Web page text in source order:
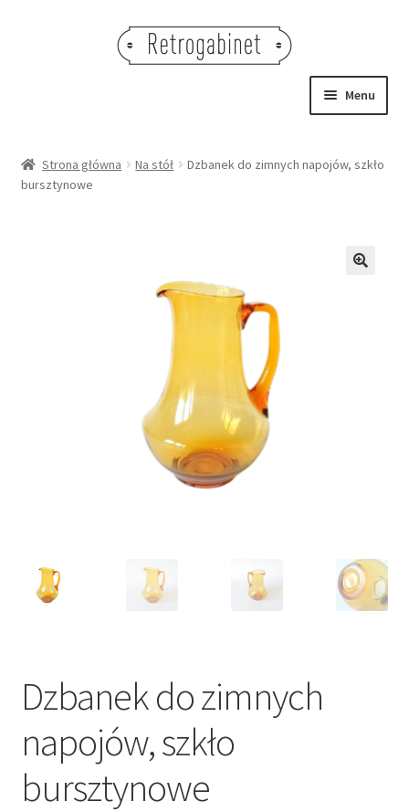
Menu
OBRAZY
Strona główna Na stół
Dzbanek do zimnych napojów, szkło
bursztynowe
Dzbanek do zimnych
napojów, szkło
bursztynowe